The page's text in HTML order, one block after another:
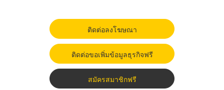
ติดต่อลงโฆษณา
ติดต่อขอเพิ่มข้อมูลธุรกิจฟรี
สมัครสมาชิกฟรี